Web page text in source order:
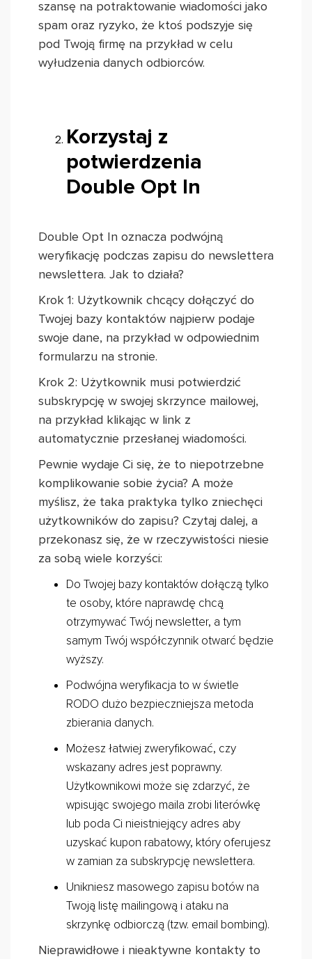
szansę na potraktowanie wiadomości jako
spam oraz ryzyko, że ktoś podszyje się
pod Twoją firmę na przykład w celu
wyłudzenia danych odbiorców.
Korzystaj z
potwierdzenia
Double Opt In
Double Opt In oznacza podwójną
weryfikację podczas zapisu do newslettera
newslettera. Jak to działa?
Krok 1: Użytkownik chcący dołączyć do
Twojej bazy kontaktów najpierw podaje
swoje dane, na przykład w odpowiednim
formularzu na stronie.
Krok 2: Użytkownik musi potwierdzić
subskrypcję w swojej skrzynce mailowej,
na przykład klikając w link z
automatycznie przesłanej wiadomości.
Pewnie wydaje Ci się, że to niepotrzebne
komplikowanie sobie życia? A może
myślisz, że taka praktyka tylko zniechęci
użytkowników do zapisu? Czytaj dalej, a
przekonasz się, że w rzeczywistości niesie
za sobą wiele korzyści:
Do Twojej bazy kontaktów dołączą tylko
te osoby, które naprawdę chcą
otrzymywać Twój newsletter, a tym
samym Twój współczynnik otwarć będzie
wyższy.
Podwójna weryfikacja to w świetle
RODO dużo bezpieczniejsza metoda
zbierania danych.
Możesz łatwiej zweryfikować, czy
wskazany adres jest poprawny.
Użytkownikowi może się zdarzyć, że
wpisując swojego maila zrobi literówkę
lub poda Ci nieistniejący adres aby
uzyskać kupon rabatowy, który oferujesz
w zamian za subskrypcję newslettera.
Unikniesz masowego zapisu botów na
Twoją listę mailingową i ataku na
skrzynkę odbiorczą (tzw. email bombing).
Nieprawidłowe i nieaktywne kontakty to